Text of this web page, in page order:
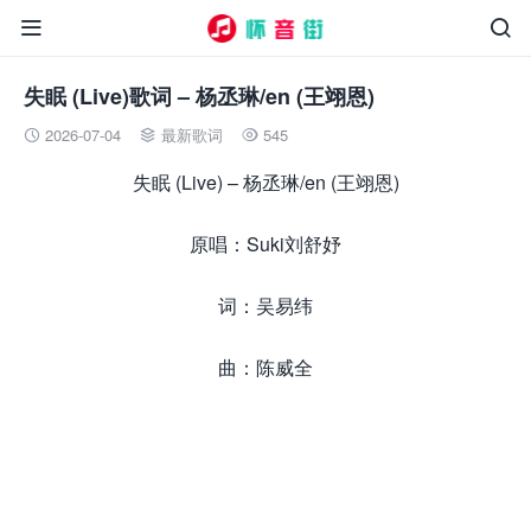


失眠 (Live)歌词 – 杨丞琳/en (王翊恩)
 2026-07-04  最新歌词  545
失眠 (Live) – 杨丞琳/en (王翊恩)
原唱：Suki刘舒妤
词：吴易纬
曲：陈威全